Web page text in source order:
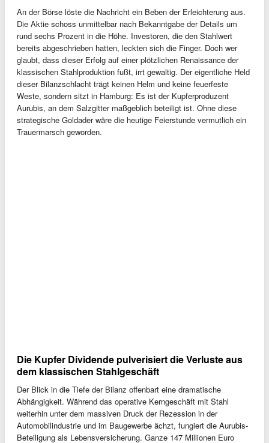
An der Börse löste die Nachricht ein Beben der Erleichterung aus.
Die Aktie schoss unmittelbar nach Bekanntgabe der Details um
rund sechs Prozent in die Höhe. Investoren, die den Stahlwert
bereits abgeschrieben hatten, leckten sich die Finger. Doch wer
glaubt, dass dieser Erfolg auf einer plötzlichen Renaissance der
klassischen Stahlproduktion fußt, irrt gewaltig. Der eigentliche Held
dieser Bilanzschlacht trägt keinen Helm und keine feuerfeste
Weste, sondern sitzt in Hamburg: Es ist der Kupferproduzent
Aurubis, an dem Salzgitter maßgeblich beteiligt ist. Ohne diese
strategische Goldader wäre die heutige Feierstunde vermutlich ein
Trauermarsch geworden.
Die Kupfer Dividende pulverisiert die Verluste aus
dem klassischen Stahlgeschäft
Der Blick in die Tiefe der Bilanz offenbart eine dramatische
Abhängigkeit. Während das operative Kerngeschäft mit Stahl
weiterhin unter dem massiven Druck der Rezession in der
Automobilindustrie und im Baugewerbe ächzt, fungiert die Aurubis-
Beteiligung als Lebensversicherung. Ganze 147 Millionen Euro